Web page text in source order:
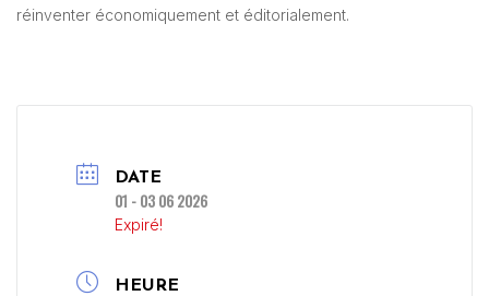
réinventer économiquement et éditorialement.
DATE
01 - 03 06 2026
Expiré!
HEURE